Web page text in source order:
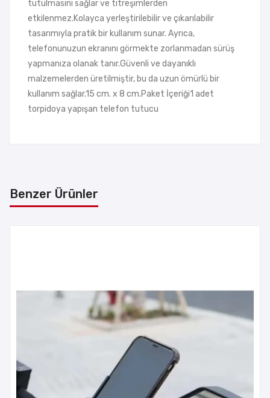
tutulmasını sağlar ve titreşimlerden
etkilenmez.Kolayca yerleştirilebilir ve çıkarılabilir
tasarımıyla pratik bir kullanım sunar. Ayrıca,
telefonunuzun ekranını görmekte zorlanmadan sürüş
yapmanıza olanak tanır.Güvenli ve dayanıklı
malzemelerden üretilmiştir, bu da uzun ömürlü bir
kullanım sağlar.15 cm. x 8 cm.Paket İçeriği1 adet
torpidoya yapışan telefon tutucu
Benzer Ürünler